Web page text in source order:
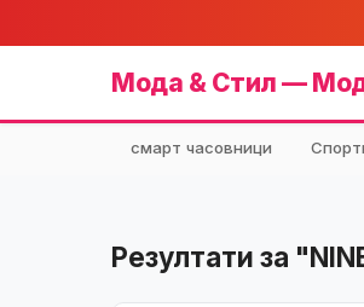
Мода & Стил —
смарт часовници
Резултати за